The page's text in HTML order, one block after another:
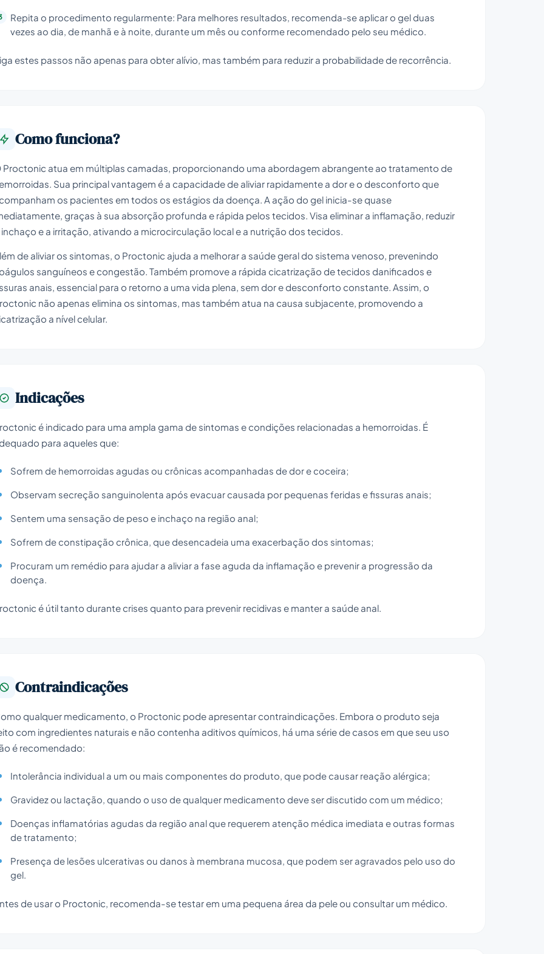
Repita o procedimento regularmente: Para melhores resultados, recomenda-se aplicar o gel duas
vezes ao dia, de manhã e à noite, durante um mês ou conforme recomendado pelo seu médico.
estes passos não apenas para obter alívio, mas também para reduzir a probabilidade de recorrência.
Como funciona?
Proctonic atua em múltiplas camadas, proporcionando uma abordagem abrangente ao tratamento de
Sua principal vantagem é a capacidade de aliviar rapidamente a dor e o desconforto que
os pacientes em todos os estágios da doença. A ação do gel inicia-se quase
graças à sua absorção profunda e rápida pelos tecidos. Visa eliminar a inflamação, reduzir
inchaço e a irritação, ativando a microcirculação local e a nutrição dos tecidos.
de aliviar os sintomas, o Proctonic ajuda a melhorar a saúde geral do sistema venoso, prevenindo
sanguíneos e congestão. Também promove a rápida cicatrização de tecidos danificados e
anais, essencial para o retorno a uma vida plena, sem dor e desconforto constante. Assim, o
não apenas elimina os sintomas, mas também atua na causa subjacente, promovendo a
a nível celular.
Indicações
é indicado para uma ampla gama de sintomas e condições relacionadas a hemorroidas. É
para aqueles que:
Sofrem de hemorroidas agudas ou crônicas acompanhadas de dor e coceira;
Observam secreção sanguinolenta após evacuar causada por pequenas feridas e fissuras anais;
Sentem uma sensação de peso e inchaço na região anal;
Sofrem de constipação crônica, que desencadeia uma exacerbação dos sintomas;
Procuram um remédio para ajudar a aliviar a fase aguda da inflamação e prevenir a progressão da
doença.
é útil tanto durante crises quanto para prevenir recidivas e manter a saúde anal.
Contraindicações
qualquer medicamento, o Proctonic pode apresentar contraindicações. Embora o produto seja
com ingredientes naturais e não contenha aditivos químicos, há uma série de casos em que seu uso
é recomendado:
Intolerância individual a um ou mais componentes do produto, que pode causar reação alérgica;
Gravidez ou lactação, quando o uso de qualquer medicamento deve ser discutido com um médico;
Doenças inflamatórias agudas da região anal que requerem atenção médica imediata e outras formas
de tratamento;
Presença de lesões ulcerativas ou danos à membrana mucosa, que podem ser agravados pelo uso do
gel.
de usar o Proctonic, recomenda-se testar em uma pequena área da pele ou consultar um médico.